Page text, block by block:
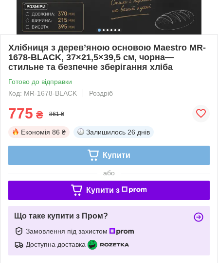
Хлібниця з дерев’яною основою Maestro MR-
1678-BLACK, 37×21,5×39,5 см, чорна—
стильне та безпечне зберігання хліба
Готово до відправки
Код: MR-1678-BLACK
Роздріб
775 ₴ 861 ₴
Економія 86 ₴ Залишилось 26 днів
Купити
або
Купити з
Що таке купити з Пром?
Замовлення під захистом
Доступна доставка